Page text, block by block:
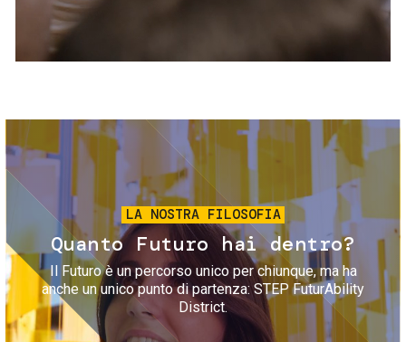
Immagine
LA NOSTRA FILOSOFIA
Quanto Futuro hai dentro?
Il Futuro è un percorso unico per chiunque, ma ha
anche un unico punto di partenza: STEP FuturAbility
District.